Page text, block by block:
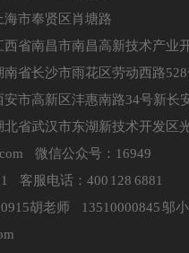
海市奉贤区肖塘路
省南昌市南昌高新技术产业
省长沙市雨花区劳动西路
市高新区沣惠南路34号新长
省武汉市东湖新技术开发区
微信公众号：16949
客服电话：400 128 6881
胡老师 13510000845 邬